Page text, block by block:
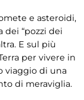
e asteroidi,
dei “pozzi dei
E sul più
per vivere in
viaggio di una
di meraviglia.